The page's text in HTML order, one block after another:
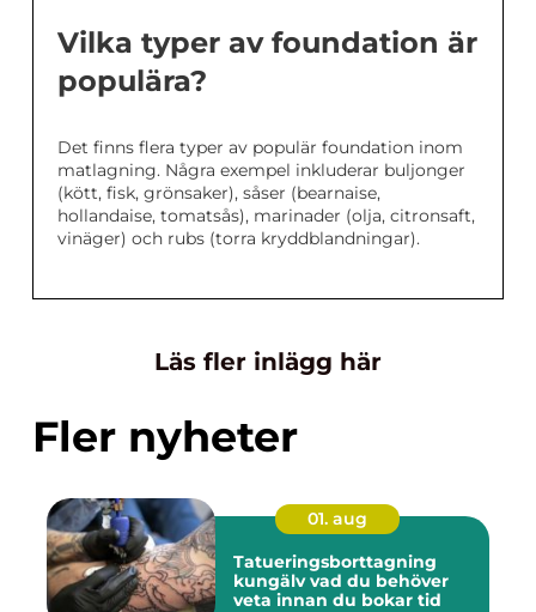
Vilka typer av foundation är
populära?
Det finns flera typer av populär foundation inom
matlagning. Några exempel inkluderar buljonger
(kött, fisk, grönsaker), såser (bearnaise,
hollandaise, tomatsås), marinader (olja, citronsaft,
vinäger) och rubs (torra kryddblandningar).
Läs fler inlägg här
Fler nyheter
01. aug
Tatueringsborttagning
kungälv vad du behöver
veta innan du bokar tid